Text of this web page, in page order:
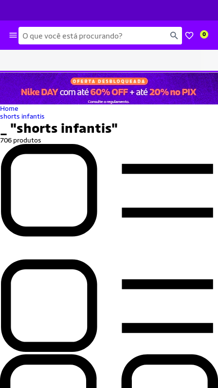
Busca 0
Home
shorts infantis
"shorts infantis"
706 produtos